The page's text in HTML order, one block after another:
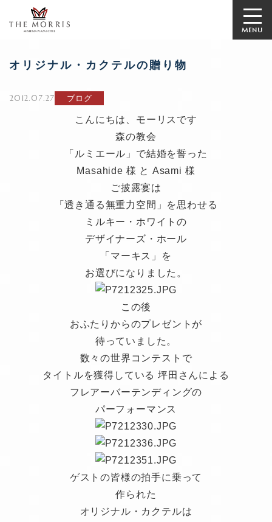
MENU
オリジナル・カクテルの贈り物
2012.07.27 ブログ
こんにちは、モーリスです
森の教会
「ルミエール」で結婚を誓った
Masahide 様 と Asami 様
ご披露宴は
「透き通る無重力空間」を思わせる
ミルキー・ホワイトの
デザイナーズ・ホール
「マーキス」を
お選びになりました。
この後
おふたりからのプレゼントが
待っていました。
数々の世界コンテストで
タイトルを獲得している 坪田さんによる
フレアーバーテンディングの
パーフォーマンス
ゲストの皆様の拍手に乗って
作られた
オリジナル・カクテルは